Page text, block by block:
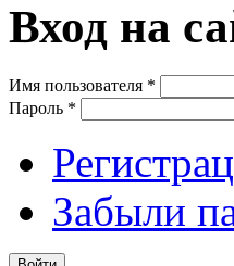
Вход на
Имя пользователя *
Пароль *
Забыли